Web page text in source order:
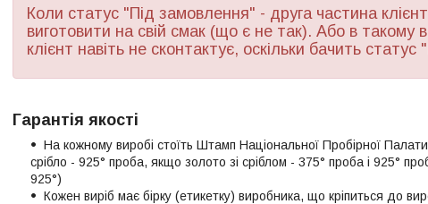
Коли статус "Під замовлення" - друга частина
виготовити на свій смак (що є не так). Або в такому
клієнт навіть не сконтактує, оскільки бачить
Гарантія якості
На кожному виробі стоїть Штамп Національної Пробірної
срібло - 925° проба, якщо золото зі сріблом - 375° проба і 925°
925°)
Кожен виріб має бірку (етикетку) виробника, що кріпиться до